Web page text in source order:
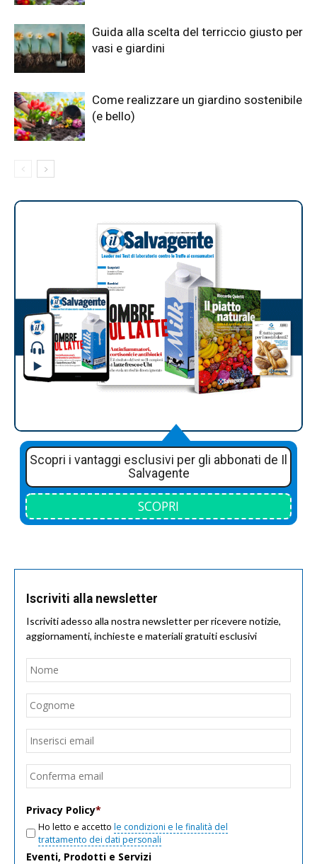
Guida alla scelta del terriccio giusto per
vasi e giardini
Come realizzare un giardino sostenibile
(e bello)
Scopri i vantaggi esclusivi per gli abbonati de Il
Salvagente
SCOPRI
Iscriviti alla newsletter
Iscriviti adesso alla nostra newsletter per ricevere notizie,
aggiornamenti, inchieste e materiali gratuiti esclusivi
Nome
Email
Privacy Policy*
Ho letto e accetto le condizioni e le finalità del
trattamento dei dati personali
Eventi, Prodotti e Servizi